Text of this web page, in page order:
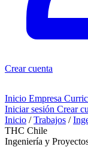
Crear cuenta
Inicio Empresa
Iniciar sesión Crear
Inicio / Trabajos /
THC Chile
Ingeniería y